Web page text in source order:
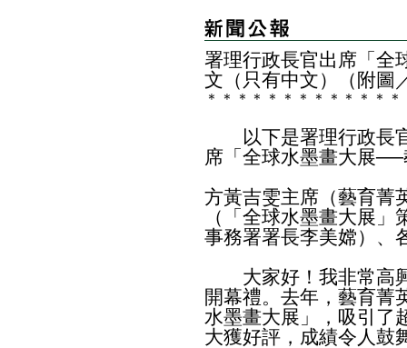
署理行政長官出席「全
文（只有中文）（附圖
＊ ＊ ＊ ＊ ＊ ＊ ＊ ＊ ＊ ＊ ＊ ＊ ＊
以下是署理行政長官
席「全球水墨畫大展
方黃吉雯主席（藝育菁
（「全球水墨畫大展
事務署署長李美嫦）、
大家好！我非常高興
開幕禮。去年，藝育菁
水墨畫大展」，吸引了
大獲好評，成績令人鼓